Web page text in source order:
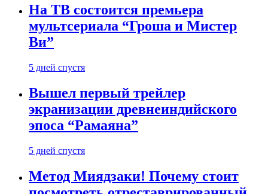
На ТВ состоится премьера
мультсериала “Гроша и Мистер
Ви”
5 дней спустя
Вышел первый трейлер
экранизации древнеиндийского
эпоса “Рамаяна”
5 дней спустя
Метод Миядзаки! Почему стоит